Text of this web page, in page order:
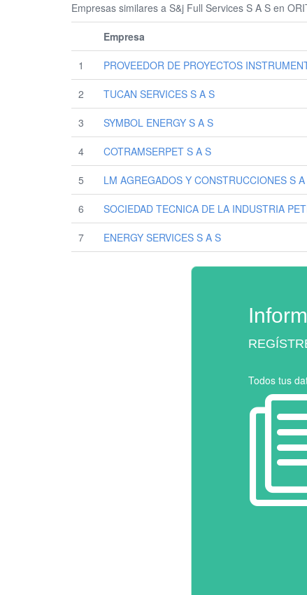
Empresas similares a S&j Full Services S A S en
Empresa
1 PROVEEDOR DE PROYECTOS
2 TUCAN SERVICES S A S
3 SYMBOL ENERGY S A S
4 COTRAMSERPET S A S
5 LM AGREGADOS Y CONSTRUCCIONES S
6 SOCIEDAD TECNICA DE LA INDUSTRIA
7 ENERGY SERVICES S A S
Todos tus